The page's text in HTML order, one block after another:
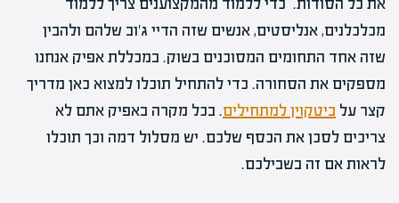
את כל הסודות. כדי ללמוד מהמקצוענים צריך ללמוד
מכלכלנים, אנליסטים, אנשים שזה הדיי ג'וב שלהם ולהבין
שזה אחד התחומים המסוכנים בשוק. במכללת אפיק אנחנו
מספקים את הסחורה. כדי להתחיל תוכלו למצוא כאן מדריך
קצר על ביטקוין למתחילים. בכל מקרה באפיק אתם לא
צריכים לסכן את הכסף שלכם. יש מסלול דמה וכך תוכלו
לראות אם זה בשבילכם.